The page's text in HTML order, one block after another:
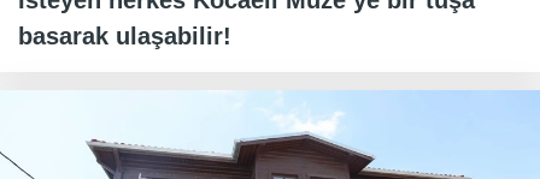
basarak ulaşabilir!